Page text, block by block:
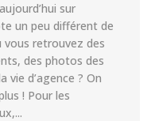
sur
un peu différent de
retrouvez des
des photos des
d’agence ? On
! Pour les